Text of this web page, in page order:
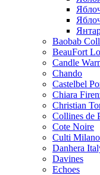
Baobab
BeauFort
Candle
Chando
Castelbel
Chiara
Christian
Collines de
Cote Noire
Culti Milano
Danhera
Davines
Echoes